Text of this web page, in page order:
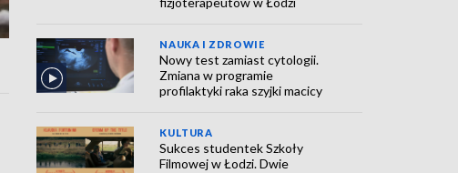
NAUKA I ZDROWIE
Nowy test zamiast cytologii.
Zmiana w programie
profilaktyki raka szyjki macicy
KULTURA
Sukces studentek Szkoły
Filmowej w Łodzi. Dwie